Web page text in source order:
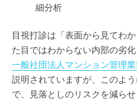
細分析
目視打診は「表面から見てわ
た目ではわからない内部の劣
一般社団法人マンション管理
説明されていますが、このよ
で、見落としのリスクを減らせ